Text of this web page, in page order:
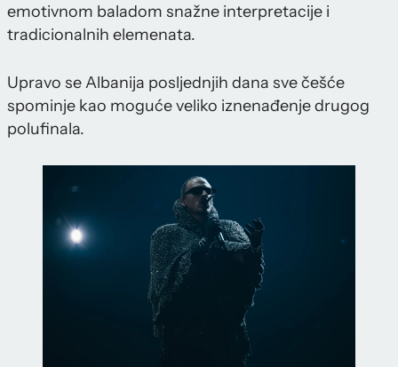
emotivnom baladom snažne interpretacije i
tradicionalnih elemenata.
Upravo se Albanija posljednjih dana sve češće
spominje kao moguće veliko iznenađenje drugog
polufinala.